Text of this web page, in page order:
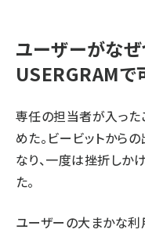
ユーザーがな
USERGRAMで
専任の担当者が入った
めた。ビービットから
なり、一度は挫折しか
た。
ユーザーの大まかな